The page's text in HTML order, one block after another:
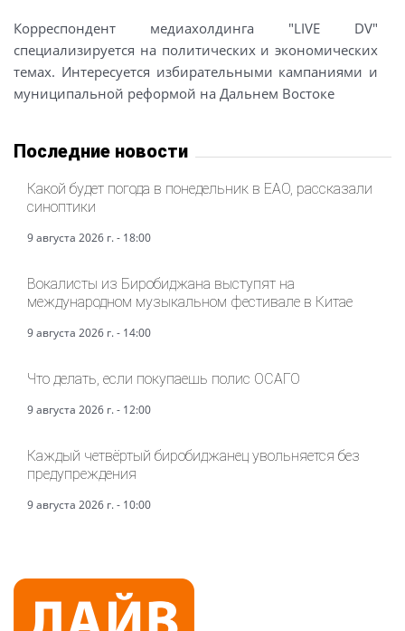
Корреспондент медиахолдинга "LIVE DV"
специализируется на политических и экономических
темах. Интересуется избирательными кампаниями и
муниципальной реформой на Дальнем Востоке
Последние новости
Какой будет погода в понедельник в ЕАО, рассказали
синоптики
9 августа 2026 г. - 18:00
Вокалисты из Биробиджана выступят на
международном музыкальном фестивале в Китае
9 августа 2026 г. - 14:00
Что делать, если покупаешь полис ОСАГО
9 августа 2026 г. - 12:00
Каждый четвёртый биробиджанец увольняется без
предупреждения
9 августа 2026 г. - 10:00